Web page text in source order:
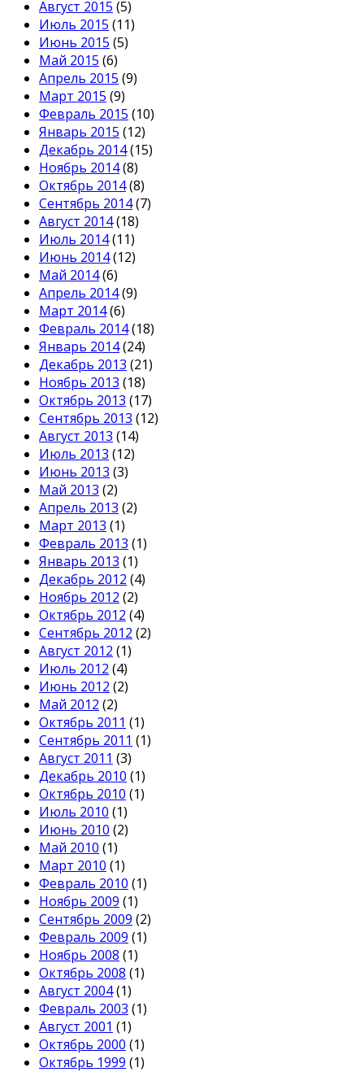
Август 2015 (5)
Июль 2015 (11)
Июнь 2015 (5)
Май 2015 (6)
Апрель 2015 (9)
Март 2015 (9)
Февраль 2015 (10)
Январь 2015 (12)
Декабрь 2014(15)
Ноябрь 2014(8)
Октябрь 2014(8)
Сентябрь 2014(7)
Август 2014(18)
Июль 2014(11)
Июнь 2014(12)
Май 2014(6)
Апрель 2014(9)
Март 2014(6)
Февраль 2014(18)
Январь 2014(24)
Декабрь 2013 (21)
Ноябрь 2013 (18)
Октябрь 2013 (17)
Сентябрь 2013 (12)
Август 2013 (14)
Июль 2013 (12)
Июнь 2013 (3)
Май 2013 (2)
Апрель 2013 (2)
Март 2013 (1)
Февраль 2013 (1)
Январь 2013 (1)
Декабрь 2012 (4)
Ноябрь 2012 (2)
Октябрь 2012 (4)
Сентябрь 2012 (2)
Август 2012 (1)
Июль 2012 (4)
Июнь 2012 (2)
Май 2012 (2)
Октябрь 2011 (1)
Сентябрь 2011 (1)
Август 2011 (3)
Декабрь 2010 (1)
Октябрь 2010 (1)
Июль 2010 (1)
Июнь 2010 (2)
Май 2010 (1)
Март 2010 (1)
Февраль 2010 (1)
Ноябрь 2009 (1)
Сентябрь 2009 (2)
Февраль 2009 (1)
Ноябрь 2008 (1)
Октябрь 2008 (1)
Август 2004(1)
Февраль 2003 (1)
Август 2001 (1)
Октябрь 2000 (1)
Октябрь 1999 (1)